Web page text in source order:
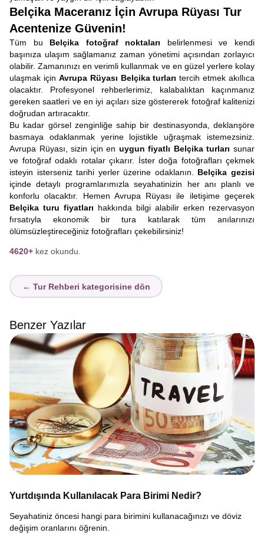
Belçika Maceranız İçin Avrupa Rüyası Tur
Acentenize Güvenin!
Tüm bu Belçika fotoğraf noktaları belirlenmesi ve kendi
başınıza ulaşım sağlamanız zaman yönetimi açısından zorlayıcı
olabilir. Zamanınızı en verimli kullanmak ve en güzel yerlere kolay
ulaşmak için Avrupa Rüyası Belçika turları tercih etmek akıllıca
olacaktır. Profesyonel rehberlerimiz, kalabalıktan kaçınmanız
gereken saatleri ve en iyi açıları size göstererek fotoğraf kalitenizi
doğrudan artıracaktır.
Bu kadar görsel zenginliğe sahip bir destinasyonda, deklanşöre
basmaya odaklanmak yerine lojistikle uğraşmak istemezsiniz.
Avrupa Rüyası, sizin için en uygun fiyatlı Belçika turları sunar
ve fotoğraf odaklı rotalar çıkarır. İster doğa fotoğrafları çekmek
isteyin isterseniz tarihi yerler üzerine odaklanın. Belçika gezisi
içinde detaylı programlarımızla seyahatinizin her anı planlı ve
konforlu olacaktır. Hemen Avrupa Rüyası ile iletişime geçerek
Belçika turu fiyatları hakkında bilgi alabilir erken rezervasyon
fırsatıyla ekonomik bir tura katılarak tüm anılarınızı
ölümsüzleştireceğiniz fotoğrafları çekebilirsiniz!
4620+ kez okundu.
← Tur Rehberi kategorisine dön
Benzer Yazılar
Yurtdışında Kullanılacak Para Birimi Nedir?
Seyahatiniz öncesi hangi para birimini kullanacağınızı ve döviz
değişim oranlarını öğrenin.